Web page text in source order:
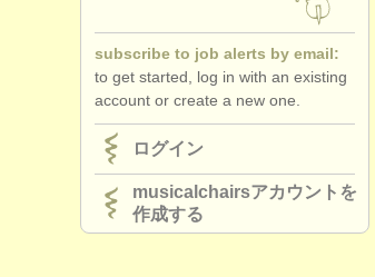
音楽学校
musicalchairs:
musicalchairsについて
出版社:
掲載方法 find out about
subscribe to job alerts by email:
to get started, log in with an existing
account or create a new one.
ログイン
musicalchairsアカウントを
作成する